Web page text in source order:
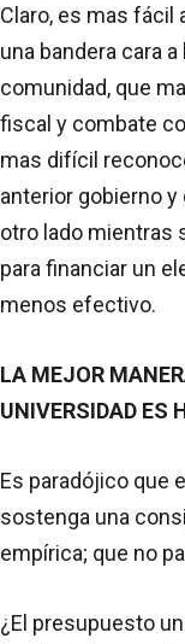
Claro, es mas fácil
una bandera cara
comunidad, que
fiscal y combate
mas difícil
anterior gobierno
otro lado mientras
para financiar un
menos efectivo.
LA MEJOR
UNIVERSIDAD ES
Es paradójico que
sostenga una
empírica; que no
¿El presupuesto